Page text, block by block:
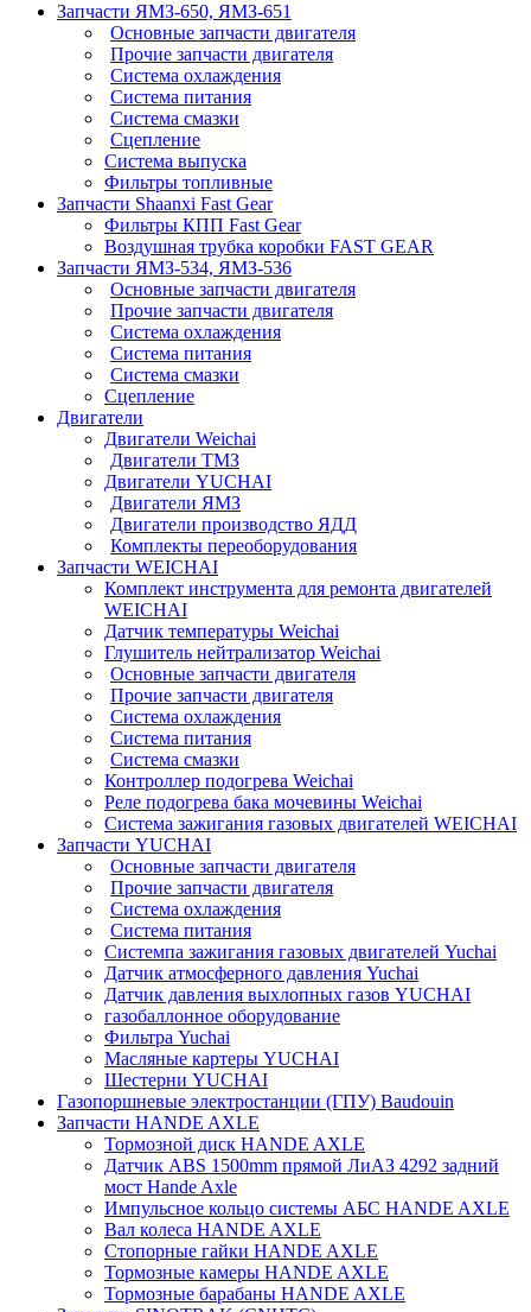
Запчасти ЯМЗ-650, ЯМЗ-651
Основные запчасти двигателя
Прочие запчасти двигателя
Система охлаждения
Система питания
Система смазки
Сцепление
Система выпуска
Фильтры топливные
Запчасти Shaanxi Fast Gear
Фильтры КПП Fast Gear
Воздушная трубка коробки FAST GEAR
Запчасти ЯМЗ-534, ЯМЗ-536
Основные запчасти двигателя
Прочие запчасти двигателя
Система охлаждения
Система питания
Система смазки
Сцепление
Двигатели
Двигатели Weichai
Двигатели ТМЗ
Двигатели YUCHAI
Двигатели ЯМЗ
Двигатели производство ЯДД
Комплекты переоборудования
Запчасти WEICHAI
Комплект инструмента для ремонта двигателей
WEICHAI
Датчик температуры Weichai
Глушитель нейтрализатор Weichai
Основные запчасти двигателя
Прочие запчасти двигателя
Система охлаждения
Система питания
Система смазки
Контроллер подогрева Weichai
Реле подогрева бака мочевины Weichai
Система зажигания газовых двигателей WEICHAI
Запчасти YUCHAI
Основные запчасти двигателя
Прочие запчасти двигателя
Система охлаждения
Система питания
Системпа зажигания газовых двигателей Yuchai
Датчик атмосферного давления Yuchai
Датчик давления выхлопных газов YUCHAI
газобаллонное оборудование
Фильтра Yuchai
Масляные картеры YUCHAI
Шестерни YUCHAI
Газопоршневые электростанции (ГПУ) Baudouin
Запчасти HANDE AXLE
Тормозной диск HANDE AXLE
Датчик ABS 1500mm прямой ЛиАЗ 4292 задний
мост Hande Axle
Импульсное кольцо системы АБС HANDE AXLE
Вал колеса HANDE AXLE
Стопорные гайки HANDE AXLE
Тормозные камеры HANDE AXLE
Тормозные барабаны HANDE AXLE